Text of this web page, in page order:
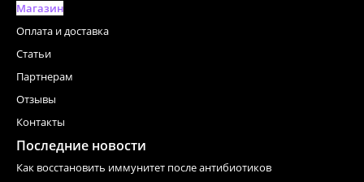
Магазин
Оплата и доставка
Статьи
Партнерам
Отзывы
Контакты
Последние новости
Как восстановить иммунитет после антибиотиков